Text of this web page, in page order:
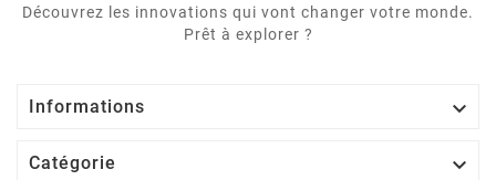
Découvrez les innovations qui vont changer votre monde.
Prêt à explorer ?
Informations 
Catégorie 